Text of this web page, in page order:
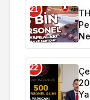
21
22